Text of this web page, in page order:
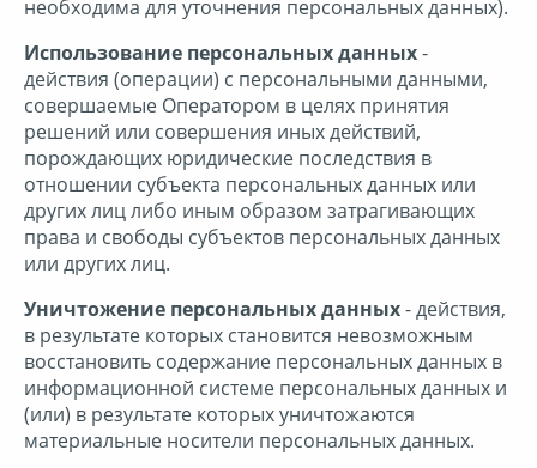
необходима для уточнения персональных данных).
Использование персональных данных-
действия (операции) с персональными данными,
совершаемые Оператором в целях принятия
решений или совершения иных действий,
порождающих юридические последствия в
отношении субъекта персональных данных или
других лиц либо иным образом затрагивающих
права и свободы субъектов персональных данных
или других лиц.
Уничтожение персональных данных- действия,
в результате которых становится невозможным
восстановить содержание персональных данных в
информационной системе персональных данных и
(или) в результате которых уничтожаются
материальные носители персональных данных.